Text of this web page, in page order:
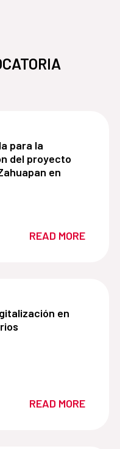
para la búsqueda de
para la
del proyecto
en
READ MORE
en los
en
READ MORE